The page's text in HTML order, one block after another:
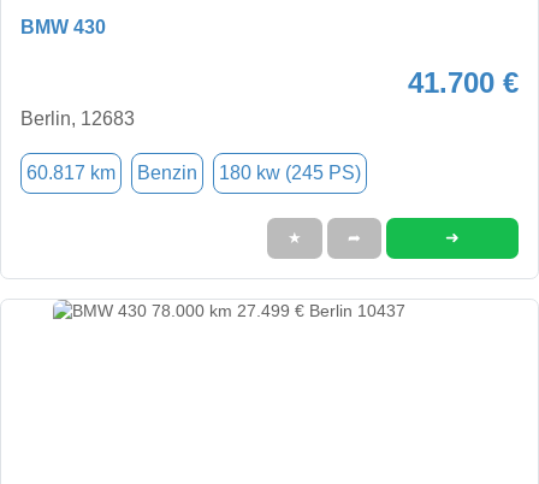
BMW 430
41.700 €
Berlin, 12683
60.817 km Benzin 180 kw (245 PS)
★ ➦ ➜